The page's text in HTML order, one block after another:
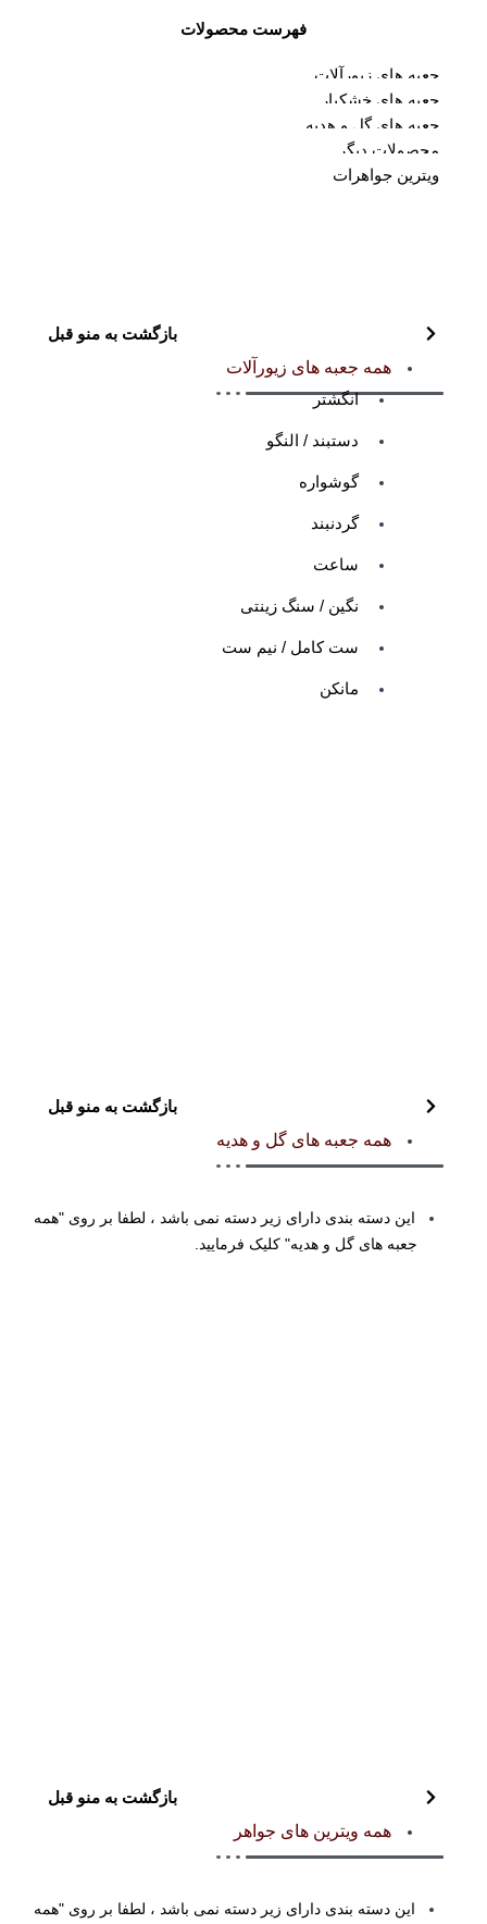
فهرست محصولات
جعبه های زیورآلات
جعبه های خشکبار
جعبه های گل و هدیه
محصولات دیگر
ویترین جواهرات
بازگشت به منو قبل
همه جعبه های زیورآلات
انگشتر
دستبند / النگو
گوشواره
گردنبند
ساعت
نگین / سنگ زینتی
ست کامل / نیم ست
مانکن
بازگشت به منو قبل
همه جعبه های گل و هدیه
این دسته بندی دارای زیر دسته نمی باشد ، لطفا بر روی "همه
جعبه های گل و هدیه" کلیک فرمایید.
بازگشت به منو قبل
همه ویترین های جواهر
این دسته بندی دارای زیر دسته نمی باشد ، لطفا بر روی "همه